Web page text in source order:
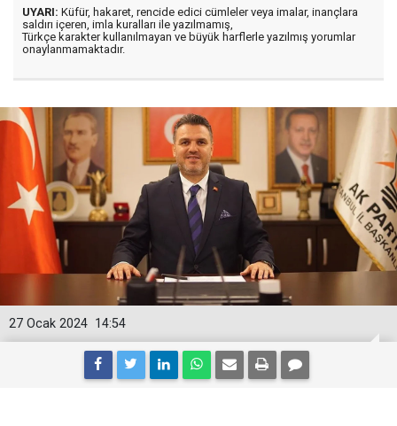
UYARI: Küfür, hakaret, rencide edici cümleler veya imalar, inançlara
saldırı içeren, imla kuralları ile yazılmamış,
Türkçe karakter kullanılmayan ve büyük harflerle yazılmış yorumlar
onaylanmamaktadır.
14:54
27 Ocak 2024